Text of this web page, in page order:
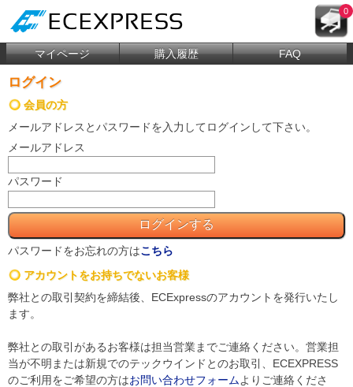
0
マイページ 購入履歴 FAQ
ログイン
会員の方
メールアドレス とパスワードを入力してログインして下さい。
メールアドレス
パスワード
パスワードをお忘れの方はこちら
アカウントをお持ちでないお客様
弊社との取引契約を締結後、ECExpressのアカウントを発行いたし
ます。
弊社との取引があるお客様は担当営業までご連絡ください。営業担
当が不明または新規でのテックウインドとのお取引、ECEXPRESS
のご利用をご希望の方はお問い合わせフォームよりご連絡くださ